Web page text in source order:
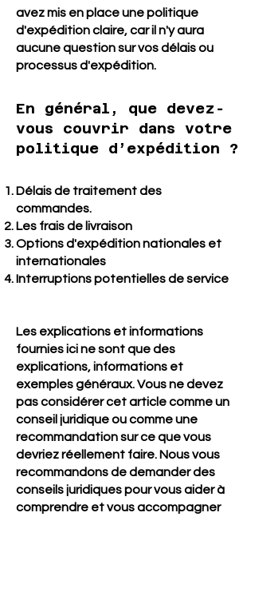
avez mis en place une politique
d'expédition claire, car il n'y aura
aucune question sur vos délais ou
processus d'expédition.
En général, que devez-
vous couvrir dans votre
politique d’expédition ?
Délais de traitement des
commandes.
Les frais de livraison
Options d'expédition nationales et
internationales
Interruptions potentielles de service
Les explications et informations
fournies ici ne sont que des
explications, informations et
exemples généraux. Vous ne devez
pas considérer cet article comme un
conseil juridique ou comme une
recommandation sur ce que vous
devriez réellement faire. Nous vous
recommandons de demander des
conseils juridiques pour vous aider à
comprendre et vous accompagner